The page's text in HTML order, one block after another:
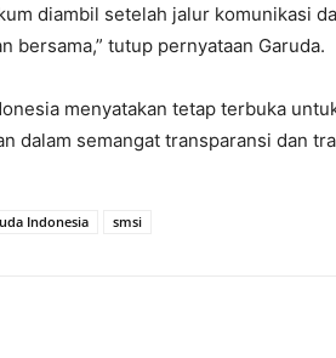
diambil setelah jalur komunikasi
bersama,” tutup pernyataan Garuda.
menyatakan tetap terbuka
dalam semangat transparansi dan
Indonesia smsi